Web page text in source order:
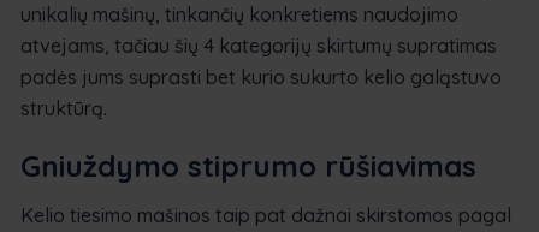
unikalių mašinų, tinkančių konkretiems naudojimo
atvejams, tačiau šių 4 kategorijų skirtumų supratimas
padės jums suprasti bet kurio sukurto kelio galąstuvo
struktūrą.
Gniuždymo stiprumo rūšiavimas
Kelio tiesimo mašinos taip pat dažnai skirstomos pagal